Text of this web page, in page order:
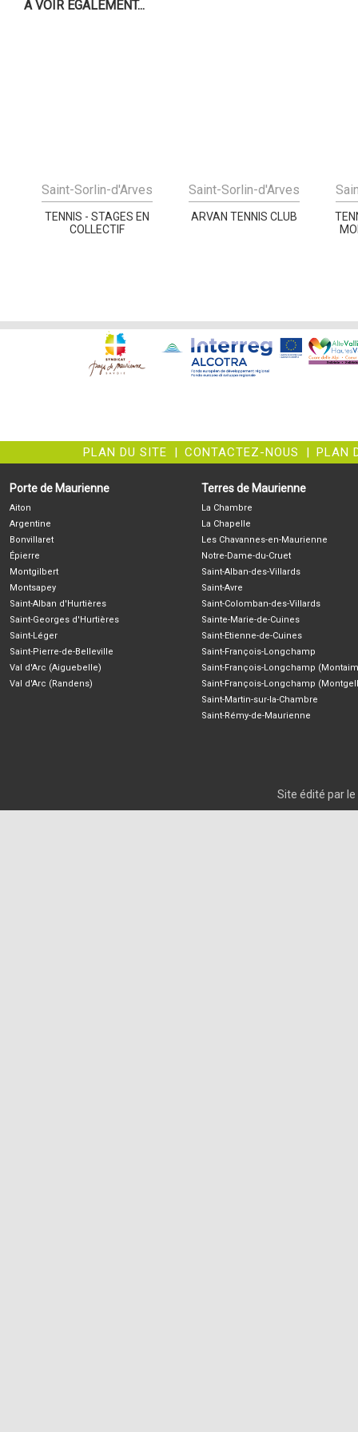
À VOIR ÉGALEMENT...
Saint-Sorlin-d'Arves
TENNIS - STAGES EN
COLLECTIF
Saint-Sorlin-d'Arves
ARVAN TENNIS CLUB
PLAN DU SITE | CONTACTEZ-NOUS | PLAN
Porte de Maurienne
Aiton
Argentine
Bonvillaret
Épierre
Montgilbert
Montsapey
Saint-Alban d'Hurtières
Saint-Georges d'Hurtières
Saint-Léger
Saint-Pierre-de-Belleville
Val d'Arc (Aiguebelle)
Val d'Arc (Randens)
Terres de Maurienne
La Chambre
La Chapelle
Les Chavannes-en-Maurienne
Notre-Dame-du-Cruet
Saint-Alban-des-Villards
Saint-Avre
Saint-Colomban-des-Villards
Sainte-Marie-de-Cuines
Saint-Etienne-de-Cuines
Saint-François-Longchamp
Saint-François-Longchamp
Saint-François-Longchamp
Saint-Martin-sur-la-Chambre
Saint-Rémy-de-Maurienne
Site édité par